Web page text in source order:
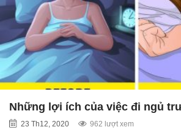
Những lợi ích của việc đi ngủ
23 Th12, 2020 962 lượt xem